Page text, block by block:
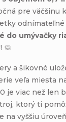
pre väčšinu
odnímateľné
do umývačky
🧼
a šikovné
veľa miesta
je viac než len
ktorý ti
na vyššiu